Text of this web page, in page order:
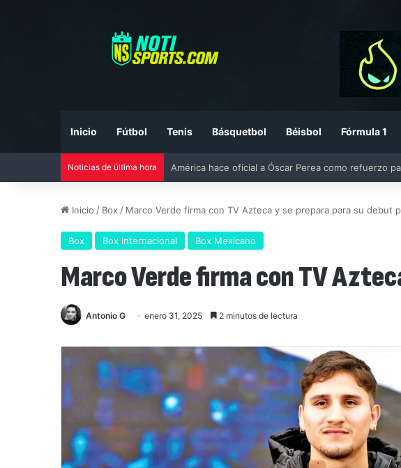
Inicio Fútbol Tenis Básquetbol Béisbol Fórmula 1
Noticias de última hora Liga MX vs MLS All-Star Game 2026: previa, fecha,
Inicio / Box / Marco Verde firma con TV Azteca y se prepara para su debut
Box Box Internacional Box Mexicano
Marco Verde firma con TV
Antonio G enero 31, 2025 2 minutos de lectura